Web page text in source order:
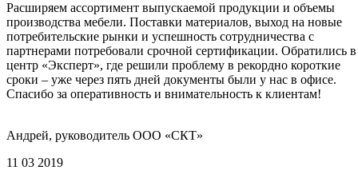
Расширяем ассортимент выпускаемой продукции и объемы
производства мебели. Поставки материалов, выход на новые
потребительские рынки и успешность сотрудничества с
партнерами потребовали срочной сертификации. Обратились в
центр «Эксперт», где решили проблему в рекордно короткие
сроки – уже через пять дней документы были у нас в офисе.
Спасибо за оперативность и внимательность к клиентам!
Андрей, руководитель ООО «СКТ»
11 03 2019